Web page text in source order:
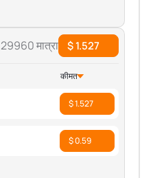
29960 मात्रा $ 1.527
कीमत
$ 1.527
$ 0.59